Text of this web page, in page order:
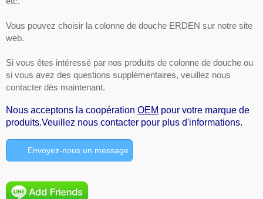
Vous pouvez choisir la colonne de douche ERDEN sur notre site
web.
Si vous êtes intéressé par nos produits de colonne de douche ou
si vous avez des questions supplémentaires, veuillez nous
contacter dès maintenant.
Nous acceptons la coopération OEM pour votre marque de
produits.Veuillez nous contacter pour plus d'informations.
Envoyez-nous un message